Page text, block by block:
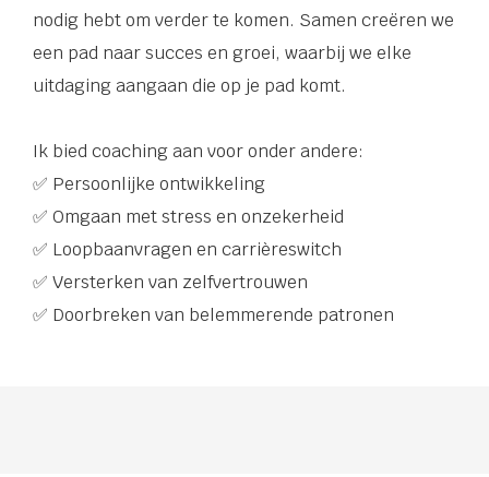
nodig hebt om verder te komen. Samen creëren we
een pad naar succes en groei, waarbij we elke
uitdaging aangaan die op je pad komt.
Ik bied coaching aan voor onder andere:
✅ Persoonlijke ontwikkeling
✅ Omgaan met stress en onzekerheid
✅ Loopbaanvragen en carrièreswitch
✅ Versterken van zelfvertrouwen
✅ Doorbreken van belemmerende patronen